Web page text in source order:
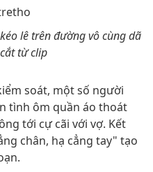
lê trên đường vô cùng dã
từ clip
soát, một số người
tình ôm quần áo thoát
tới cự cãi với vợ. Kết
chân, hạ cẳng tay" tạo